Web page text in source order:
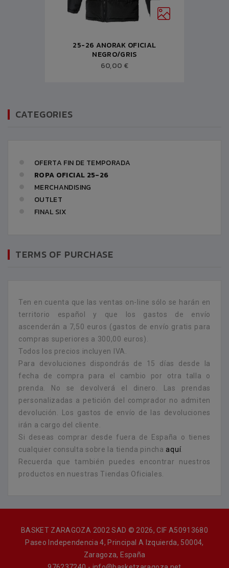
25-26 ANORAK OFICIAL
NEGRO/GRIS
60,00 €
CATEGORIES
OFERTA FIN DE TEMPORADA
ROPA OFICIAL 25-26
MERCHANDISING
OUTLET
FINAL SIX
TERMS OF PURCHASE
Ten en cuenta que las ventas on-line sólo se harán en
territorio español y que los gastos de envío
ascenderán a 7,50 euros (gastos de envío gratis para
compras superiores a 300,00 euros).
Todos los precios incluyen IVA.
Para devoluciones dispondrás de 15 días desde la
fecha de compra para el cambio por otra talla o
prenda. No se devolverá el dinero. Las prendas
personalizadas a petición del comprador no admiten
devolución. Los gastos de envío de las devoluciones
irán a cargo del cliente.
Si deseas comprar desde fuera de España o tienes
cualquier consulta sobre la tienda pincha aquí.
Recuerda que también puedes encontrar nuestros
productos en nuestras Tiendas Oficiales.
BASKET ZARAGOZA 2002 SAD © 2026, CIF A50913680
Paseo Independencia 4, Principal A Izquierda, 50004,
Zaragoza, España